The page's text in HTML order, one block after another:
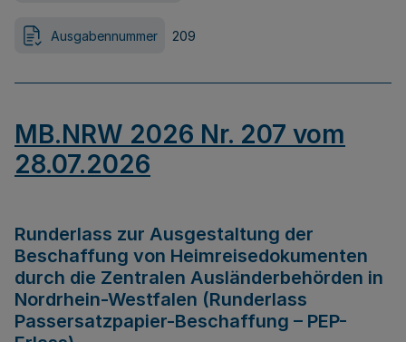
Ausgabennummer 209
MB.NRW 2026 Nr. 207 vom
28.07.2026
Runderlass zur Ausgestaltung der
Beschaffung von Heimreisedokumenten
durch die Zentralen Ausländerbehörden in
Nordrhein-Westfalen (Runderlass
Passersatzpapier-Beschaffung – PEP-